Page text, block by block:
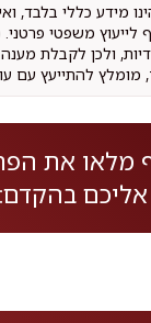
מידע כללי בלבד,
לייעוץ משפטי
ולכן לקבלת
להתייעץ עם
מלאו את
אליכם בהקדם: